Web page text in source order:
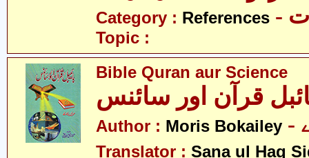
Category : References
Topic :
Bible Quran aur Science
قرآن اور سائنس
Author : Moris Bokailey
Translator : Sana ul Haq